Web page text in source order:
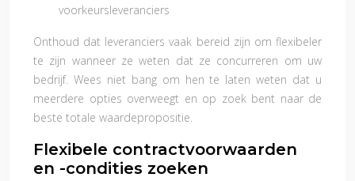
voorkeursleveranciers
Onthoud dat leveranciers vaak bereid zijn om flexibeler
te zijn wanneer ze weten dat ze concurreren om uw
bedrijf. Wees niet bang om hen te laten weten dat u
meerdere opties overweegt en op zoek bent naar de
beste totale waardepropositie.
Flexibele contractvoorwaarden
en -condities zoeken